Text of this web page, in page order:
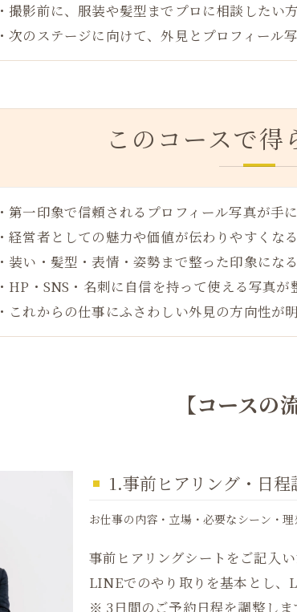
・撮影前に、服装や髪型までプロに相談したい方
・次のステージに向けて、外見とプロフィール
このコースで得
・第一印象で信頼されるプロフィール写真が手
・経営者としての魅力や価値が伝わりやすくなる
・装い・髪型・表情・姿勢まで整った印象になる
・HP・SNS・名刺に自信を持って使える写真が
・これからの仕事にふさわしい外見の方向性が
【コースの
1.事前ヒアリング・日程
お仕事の内容・立場・必要なシーン・
事前ヒアリングシートをご記入
LINEでのやり取りを基本とし、
※ 3日間のご予約日程を調整しま